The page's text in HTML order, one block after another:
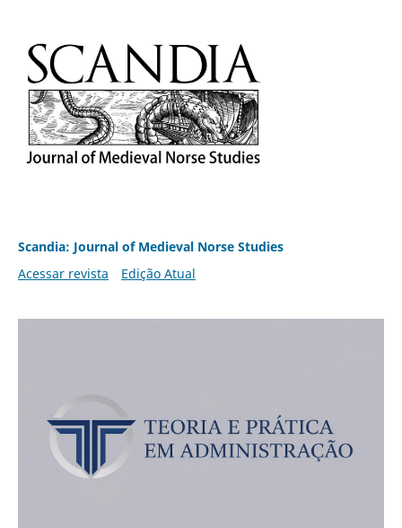
Scandia: Journal of Medieval Norse Studies
Acessar revista
Edição Atual